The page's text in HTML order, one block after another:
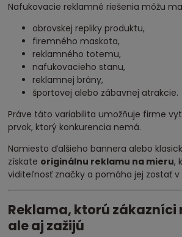
Nafukovacie reklamné riešenia môžu
obrovskej repliky produktu,
firemného maskota,
reklamného totemu,
nafukovacieho stanu,
reklamnej brány,
športovej alebo zábavnej atrakcie.
Práve táto variabilita umožňuje firme
prvok, ktorý konkurencia nemá.
Namiesto ďalšieho bannera alebo
získate originálnu reklamu na mieru,
viditeľnosť značky a pomáha jej zostať
Reklama, ktorú zákazníci
ale aj zažijú